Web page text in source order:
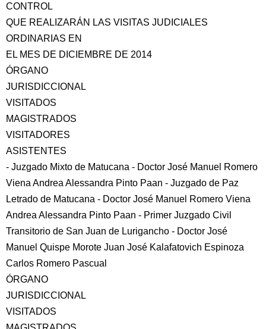
CONTROL
QUE REALIZARÁN LAS VISITAS JUDICIALES
ORDINARIAS EN
EL MES DE DICIEMBRE DE 2014
ÓRGANO
JURISDICCIONAL
VISITADOS
MAGISTRADOS
VISITADORES
ASISTENTES
- Juzgado Mixto de Matucana - Doctor José Manuel Romero
Viena Andrea Alessandra Pinto Paan - Juzgado de Paz
Letrado de Matucana - Doctor José Manuel Romero Viena
Andrea Alessandra Pinto Paan - Primer Juzgado Civil
Transitorio de San Juan de Lurigancho - Doctor José
Manuel Quispe Morote Juan José Kalafatovich Espinoza
Carlos Romero Pascual
ÓRGANO
JURISDICCIONAL
VISITADOS